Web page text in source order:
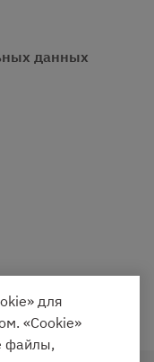
данных
для
«Cookie»
файлы,